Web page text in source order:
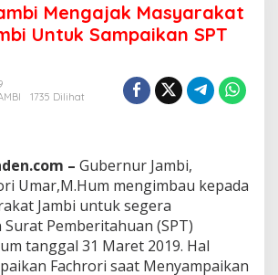
b
e
r
r
b
M
e
n
g
a
Mengajak Masyarakat
Untuk Sampaikan SPT
1735 Dilihat
– Gubernur Jambi,
Umar,M.Hum mengimbau kepada
Jambi untuk segera
Pemberitahuan (SPT)
tanggal 31 Maret 2019. Hal
Fachrori saat Menyampaikan